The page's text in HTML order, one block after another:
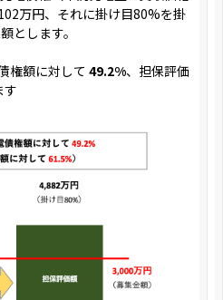
万円、それに掛け目80%を掛
とします。
権額に対して 49.2%、担保評価
す